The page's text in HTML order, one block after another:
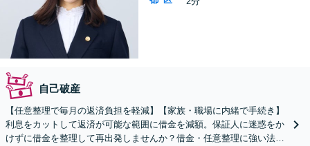
自己破産
【任意整理で毎月の返済負担を軽減】【家族・職場に内緒で手続き】
利息をカットして返済が可能な範囲に借金を減額。保証人に迷惑をか
けずに借金を整理して再出発しませんか？借金・任意整理に強い法律